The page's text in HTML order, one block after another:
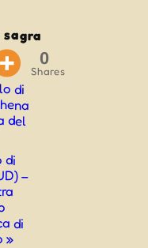
0
Shares
di
del
di
–
di
»